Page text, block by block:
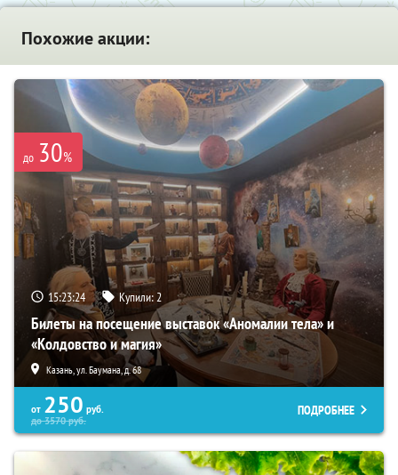
Похожие акции:
до 30%
15:23:23 Купили:2
Билеты на посещение выставок «Аномалии тела» и
«Колдовство и магия»
Казань, ул. Баумана, д. 68
от 250 руб.
до3570руб.
ПОДРОБНЕЕ